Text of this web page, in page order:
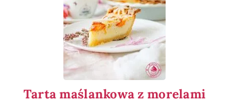
Tarta maślankowa z morelami